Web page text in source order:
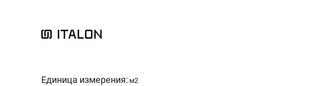
Единица измерения: м2